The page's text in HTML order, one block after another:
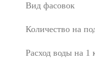
Вид фасовок
Количество на
Расход воды на 1